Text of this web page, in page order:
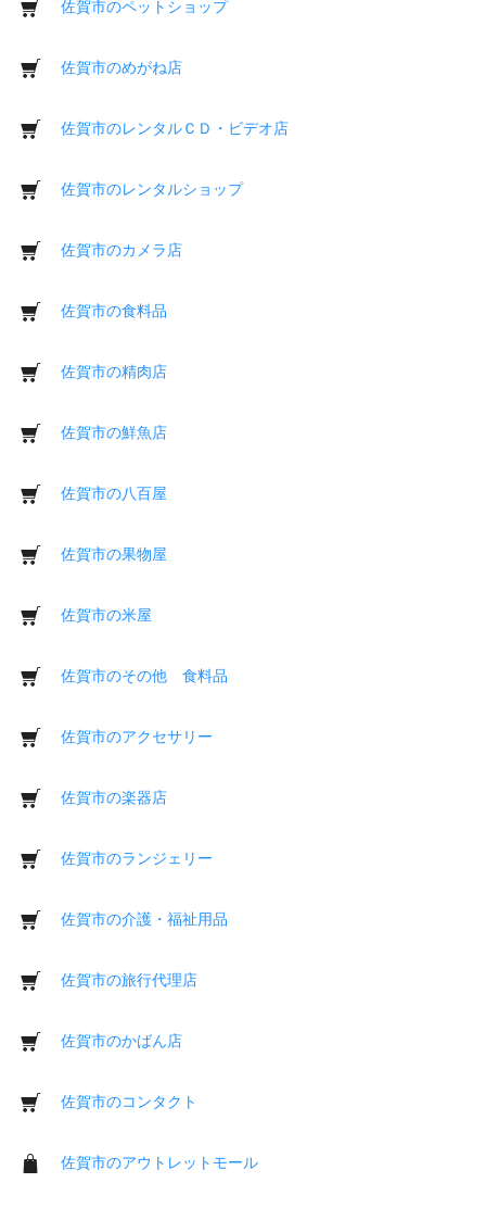
佐賀市のペットショップ
佐賀市のめがね店
佐賀市のレンタルＣＤ・ビデオ店
佐賀市のレンタルショップ
佐賀市のカメラ店
佐賀市の食料品
佐賀市の精肉店
佐賀市の鮮魚店
佐賀市の八百屋
佐賀市の果物屋
佐賀市の米屋
佐賀市のその他 食料品
佐賀市のアクセサリー
佐賀市の楽器店
佐賀市のランジェリー
佐賀市の介護・福祉用品
佐賀市の旅行代理店
佐賀市のかばん店
佐賀市のコンタクト
佐賀市のアウトレットモール